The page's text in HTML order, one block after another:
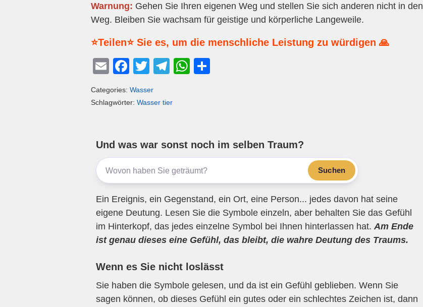
Warnung: Gehen Sie Ihren eigenen Weg und stellen Sie sich anderen nicht in den
Weg. Bleiben Sie wachsam für geistige und körperliche Langeweile.
⭐Teilen⭐ Sie es, um die menschliche Leistung zu würdigen 🙏
E
ail
F
c
o
o
k
T
tt
T
e
m
W
p
p
Categories: Wasser
Schlagwörter: Wasser tier
Und was war sonst noch im selben Traum?
Suchen
Ein Ereignis, ein Gegenstand, ein Ort, eine Person... jedes davon hat seine
eigene Deutung. Lesen Sie die Symbole einzeln, aber behalten Sie das Gefühl
im Hinterkopf, das jedes einzelne Symbol bei Ihnen hinterlassen hat.Am Ende
ist genau dieses eine Gefühl, das bleibt, die wahre Deutung des Traums.
Wenn es Sie nicht loslässt
Sie haben die Symbole gelesen, und da ist ein Gefühl geblieben. Wenn Sie
sagen können, ob dieses Gefühl ein gutes oder ein schlechtes Zeichen ist, dann